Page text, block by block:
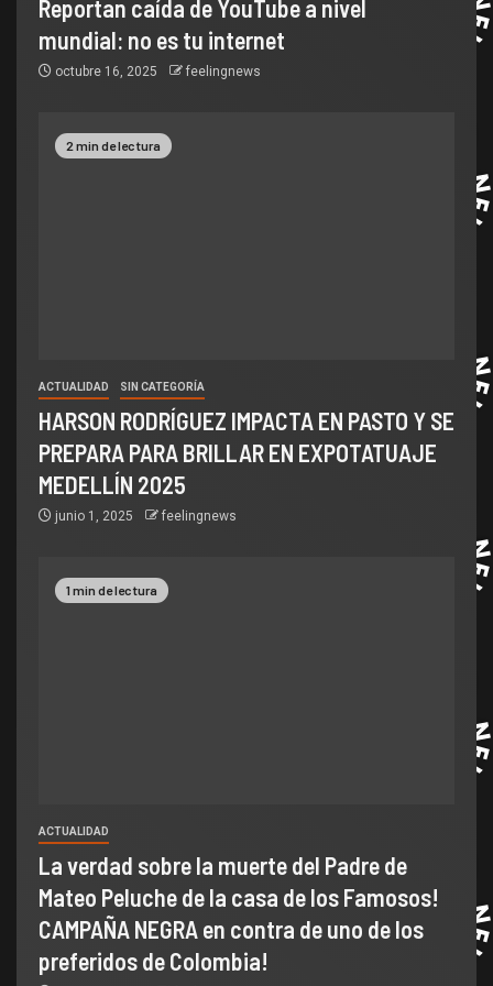
Reportan caída de YouTube a nivel
mundial: no es tu internet
octubre 16, 2025 feelingnews
2 min de lectura
ACTUALIDAD SIN CATEGORÍA
HARSON RODRÍGUEZ IMPACTA EN PASTO Y SE
PREPARA PARA BRILLAR EN EXPOTATUAJE
MEDELLÍN 2025
junio 1, 2025 feelingnews
1 min de lectura
ACTUALIDAD
La verdad sobre la muerte del Padre de
Mateo Peluche de la casa de los Famosos!
CAMPAÑA NEGRA en contra de uno de los
preferidos de Colombia!